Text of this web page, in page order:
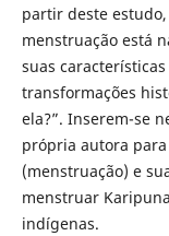
partir deste
menstruação está
suas
transformações
ela?”. Inserem-se
própria autora
(menstruação) e
menstruar
indígenas.